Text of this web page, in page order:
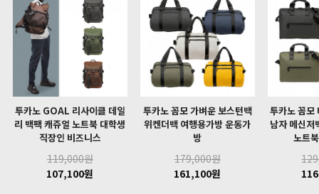
투카노 GOAL 리사이클 데일
리 백팩 캐쥬얼 노트북 대학생
직장인 비즈니스
119,000원
107,100원
투카노 꼼모 가벼운 보스턴백
위켄더백 여행용가방 운동가
방
179,000원
161,100원
투카노 꼼모
남자 메신저
노트